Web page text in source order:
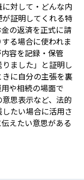
対して・どんな内
証明してくれる特
の返済を正式に請
る場合に使われま
容を記録・保管
ました」と証明し
に自分の主張を裏
や相続の場面で
思表示など、法的
たい場合に活用さ
えたい意思がある